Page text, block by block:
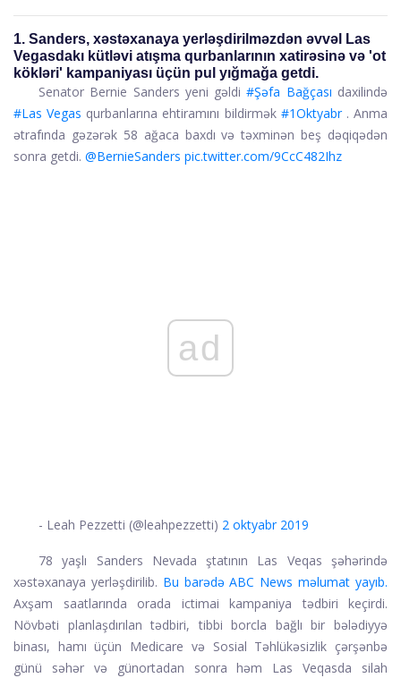
1. Sanders, xəstəxanaya yerləşdirilməzdən əvvəl Las
Vegasdakı kütləvi atışma qurbanlarının xatirəsinə və 'ot
kökləri' kampaniyası üçün pul yığmağa getdi.
Senator Bernie Sanders yeni gəldi#Şəfa Bağçası daxilində
#Las Vegas qurbanlarına ehtiramını bildirmək #1Oktyabr. Anma
ətrafında gəzərək 58 ağaca baxdı və təxminən beş dəqiqədən
sonra getdi. @BernieSanders pic.twitter.com/9CcC482Ihz
ad
- Leah Pezzetti (@leahpezzetti) 2 oktyabr 2019
78 yaşlı Sanders Nevada ştatının Las Veqas şəhərində
xəstəxanaya yerləşdirilib. Bu barədə ABC News məlumat yayıb.
Axşam saatlarında orada ictimai kampaniya tədbiri keçirdi.
Növbəti planlaşdırılan tədbiri, tibbi borcla bağlı bir bələdiyyə
binası, hamı üçün Medicare və Sosial Təhlükəsizlik çərşənbə
günü səhər və günortadan sonra həm Las Veqasda silah